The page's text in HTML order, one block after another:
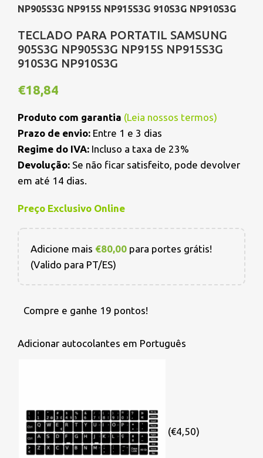
NP905S3G NP915S NP915S3G 910S3G NP910S3G
TECLADO PARA PORTATIL SAMSUNG
905S3G NP905S3G NP915S NP915S3G
910S3G NP910S3G
€18,84
Produto com garantia (Leia nossos termos)
Prazo de envio: Entre 1 e 3 dias
Regime do IVA: Incluso a taxa de 23%
Devolução: Se não ficar satisfeito, pode devolver
em até 14 dias.
Preço Exclusivo Online
Adicione mais €80,00 para portes grátis!
(Valido para PT/ES)
Compre e ganhe 19 pontos!
Adicionar autocolantes em Português
(€4,50)